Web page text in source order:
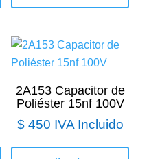
2A153 Capacitor de
Poliéster 15nf 100V
$450 IVA Incluido